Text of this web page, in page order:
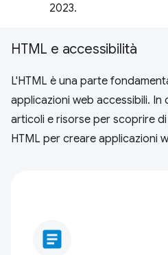
2023.
HTML e accessibilità
L'HTML è una parte
applicazioni web accessibili. In
articoli e risorse per scoprire
HTML per creare applicazioni
article